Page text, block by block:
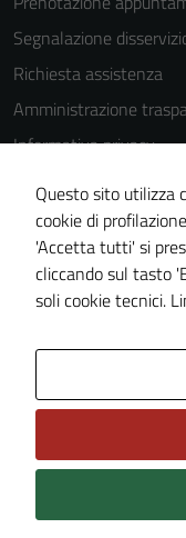
Segnalazione
Richiesta assistenza
Amministrazione
Informativa privacy
Cookie Policy
Note legali
Dichiarazione di
Piano di
Technical
Questo sito utilizza
cookie di
'Accetta tutti' si
cliccando sul tasto
soli cookie tecnici.